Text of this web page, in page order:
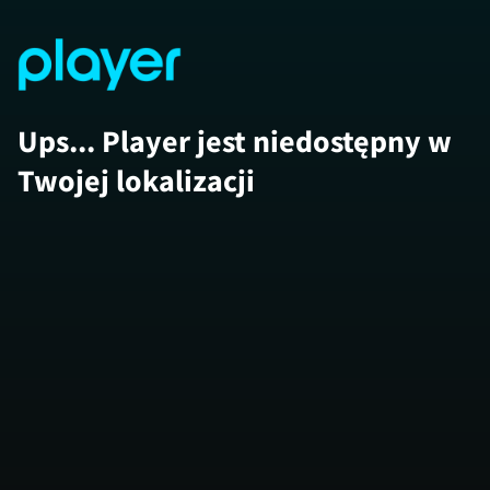
Ups... Player jest niedostępny w
Twojej lokalizacji